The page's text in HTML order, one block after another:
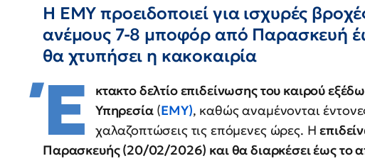
Η ΕΜΥ προειδοποιεί για ισχυρές
ανέμους 7-8 μποφόρ από Παρασκευή
θα χτυπήσει η κακοκαιρία
Έ
κτακτο δελτίο επιδείνωσης του καιρού
Υπηρεσία(ΕΜΥ), καθώς αναμένονται
χαλαζοπτώσεις τις επόμενες ώρες. Η
Παρασκευής (20/02/2026) και θα διαρκέσει έως το